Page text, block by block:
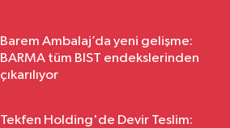
Barem Ambalaj’da yeni gelişme:
BARMA tüm BIST endekslerinden
çıkarılıyor
Tekfen Holding'de Devir Teslim: